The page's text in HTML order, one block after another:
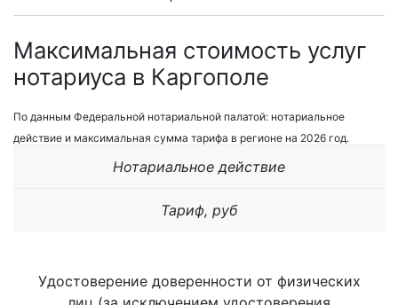
Максимальная стоимость услуг
нотариуса в Каргополе
По данным Федеральной нотариальной палатой: нотариальное
действие и максимальная сумма тарифа в регионе на 2026 год.
Нотариальное действие
Тариф, руб
Удостоверение доверенности от физических